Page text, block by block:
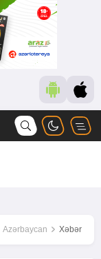
Azərbaycan Xəbər